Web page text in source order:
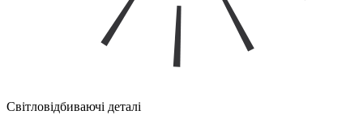
Світловідбиваючі деталі